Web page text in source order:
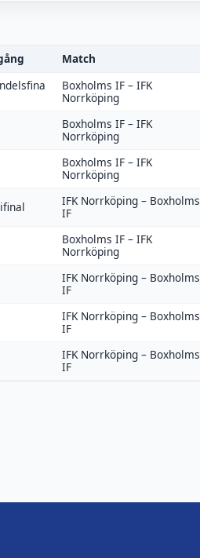
Match
Boxholms IF – IFK
Norrköping
Boxholms IF – IFK
Norrköping
Boxholms IF – IFK
Norrköping
IFK Norrköping – Boxholms
IF
Boxholms IF – IFK
Norrköping
IFK Norrköping – Boxholms
IF
IFK Norrköping – Boxholms
IF
IFK Norrköping – Boxholms
IF